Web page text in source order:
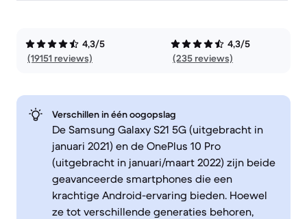
4,3/5
(19151 reviews)
4,3/5
(235 reviews)
Verschillen in één oogopslag
De Samsung Galaxy S21 5G (uitgebracht in
januari 2021) en de OnePlus 10 Pro
(uitgebracht in januari/maart 2022) zijn beide
geavanceerde smartphones die een
krachtige Android-ervaring bieden. Hoewel
ze tot verschillende generaties behoren,